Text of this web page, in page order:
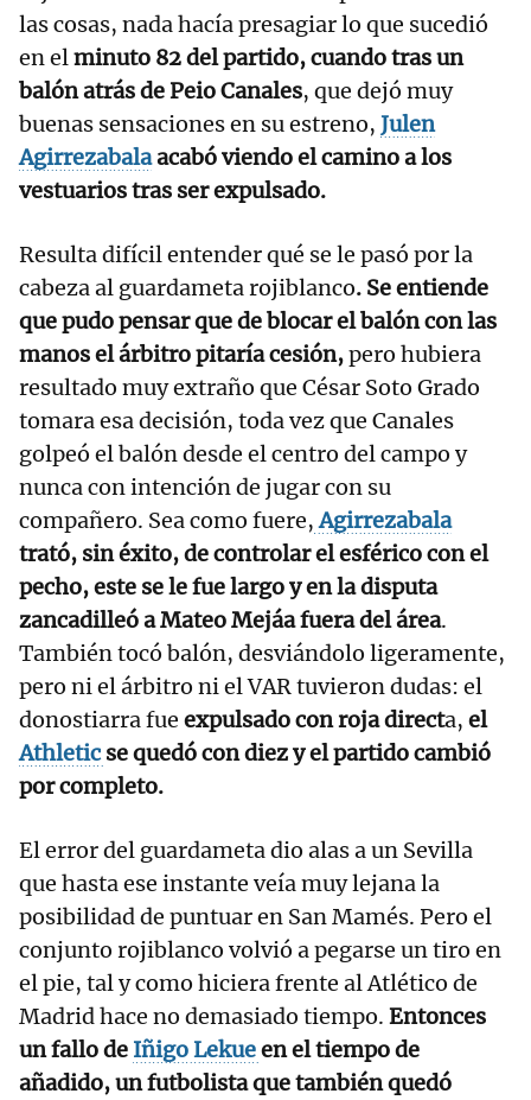
las cosas, nada hacía presagiar lo que sucedió
en elminuto 82 del partido, cuando tras un
balón atrás de Peio Canales, que dejó muy
buenas sensaciones en su estreno, Julen
Agirrezabalaacabó viendo el camino a los
vestuarios tras ser expulsado.
Resulta difícil entender qué se le pasó por la
cabeza al guardameta rojiblanco. Se entiende
que pudo pensar que de blocar el balón con las
manos el árbitro pitaría cesión,pero hubiera
resultado muy extraño que César Soto Grado
tomara esa decisión, toda vez que Canales
golpeó el balón desde el centro del campo y
nunca con intención de jugar con su
compañero. Sea como fuere,Agirrezabala
trató, sin éxito, de controlar el esférico con el
pecho, este se le fue largo y en la disputa
zancadilleó a Mateo Mejáa fuera del área.
También tocó balón, desviándolo ligeramente,
pero ni el árbitro ni el VAR tuvieron dudas: el
donostiarra fue expulsado con roja directa, el
Athleticse quedó con diez y el partido cambió
por completo.
El error del guardameta dio alas a un Sevilla
que hasta ese instante veía muy lejana la
posibilidad de puntuar en San Mamés. Pero el
conjunto rojiblanco volvió a pegarse un tiro en
el pie, tal y como hiciera frente al Atlético de
Madrid hace no demasiado tiempo. Entonces
un fallo de Iñigo Lekueen el tiempo de
añadido, un futbolista que también quedó